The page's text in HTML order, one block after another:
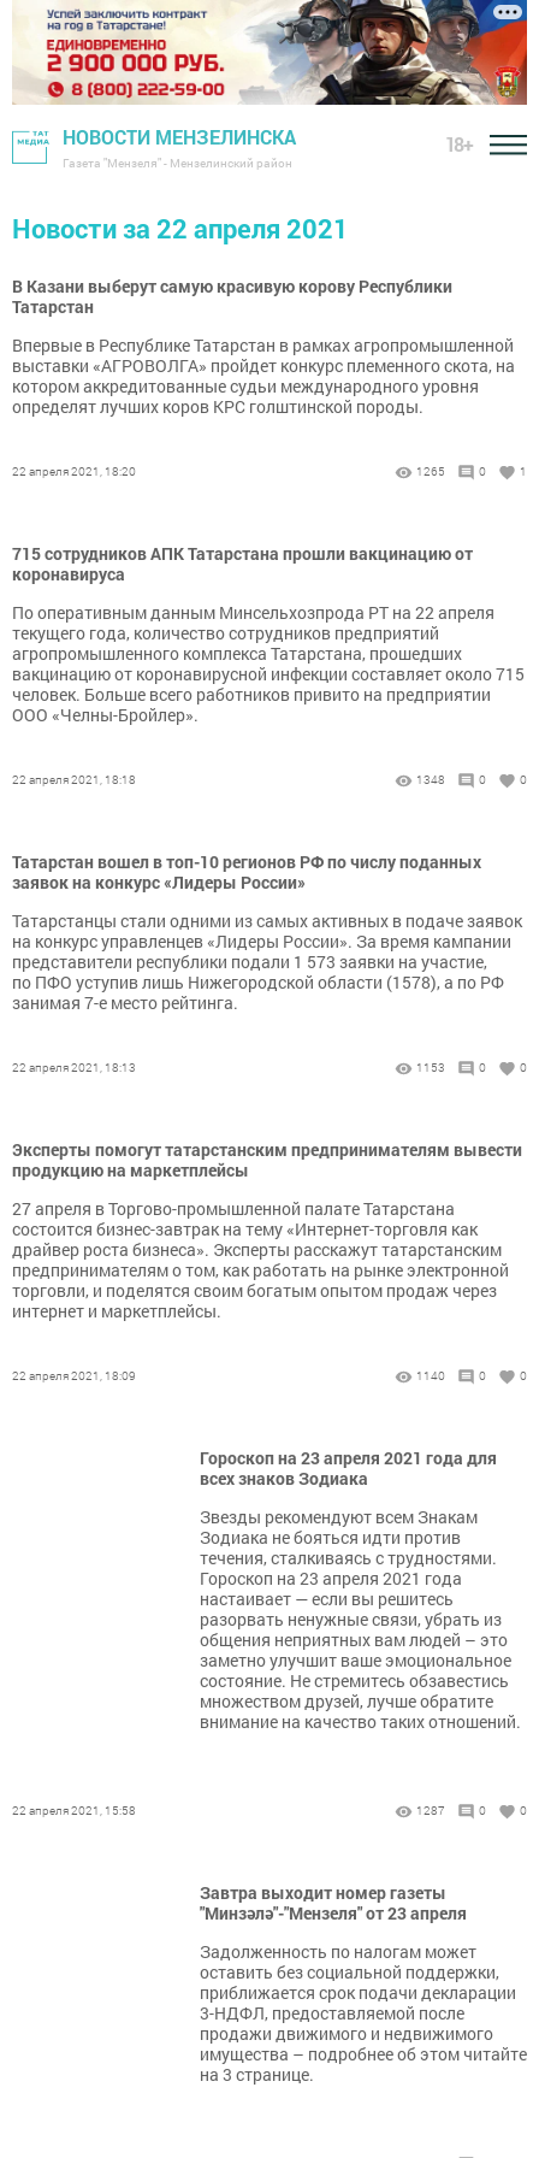
НОВОСТИ МЕНЗЕЛИНСКА
Газета "Мензеля" - Мензелинский район
18+
Новости за 22 апреля 2021
В Казани выберут самую красивую корову Республики
Татарстан
Впервые в Республике Татарстан в рамках агропромышленной
выставки «АГРОВОЛГА» пройдет конкурс племенного скота, на
котором аккредитованные судьи международного уровня
определят лучших коров КРС голштинской породы.
22 апреля 2021, 18:20 1265 0 1
715 сотрудников АПК Татарстана прошли вакцинацию от
коронавируса
По оперативным данным Минсельхозпрода РТ на 22 апреля
текущего года, количество сотрудников предприятий
агропромышленного комплекса Татарстана, прошедших
вакцинацию от коронавирусной инфекции составляет около 715
человек. Больше всего работников привито на предприятии
ООО «Челны-Бройлер».
22 апреля 2021, 18:18 1348 0 0
Татарстан вошел в топ-10 регионов РФ по числу поданных
заявок на конкурс «Лидеры России»
Татарстанцы стали одними из самых активных в подаче заявок
на конкурс управленцев «Лидеры России». За время кампании
представители республики подали 1 573 заявки на участие,
по ПФО уступив лишь Нижегородской области (1578), а по РФ
занимая 7-е место рейтинга.
22 апреля 2021, 18:13 1153 0 0
Эксперты помогут татарстанским предпринимателям вывести
продукцию на маркетплейсы
27 апреля в Торгово-промышленной палате Татарстана
состоится бизнес-завтрак на тему «Интернет-торговля как
драйвер роста бизнеса». Эксперты расскажут татарстанским
предпринимателям о том, как работать на рынке электронной
торговли, и поделятся своим богатым опытом продаж через
интернет и маркетплейсы.
22 апреля 2021, 18:09 1140 0 0
Гороскоп на 23 апреля 2021 года для
всех знаков Зодиака
Звезды рекомендуют всем Знакам
Зодиака не бояться идти против
течения, сталкиваясь с трудностями.
Гороскоп на 23 апреля 2021 года
настаивает — если вы решитесь
разорвать ненужные связи, убрать из
общения неприятных вам людей – это
заметно улучшит ваше эмоциональное
состояние. Не стремитесь обзавестись
множеством друзей, лучше обратите
внимание на качество таких отношений.
22 апреля 2021, 15:58 1287 0 0
Завтра выходит номер газеты
"Минзәлә"-"Мензеля" от 23 апреля
Задолженность по налогам может
оставить без социальной поддержки,
приближается срок подачи декларации
3-НДФЛ, предоставляемой после
продажи движимого и недвижимого
имущества – подробнее об этом читайте
на 3 странице.